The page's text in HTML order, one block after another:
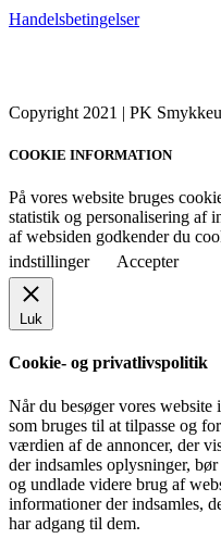
Handelsbetingelser
Copyright 2021 | PK
COOKIE INFORMATION
På vores website bruges
statistik og personalisering af
af websiden godkender du
indstillinger
Accepter
Luk
Cookie- og privatlivspolitik
Når du besøger vores website
som bruges til at tilpasse og
værdien af de annoncer, der
der indsamles oplysninger,
og undlade videre brug af
informationer der indsamles,
har adgang til dem.